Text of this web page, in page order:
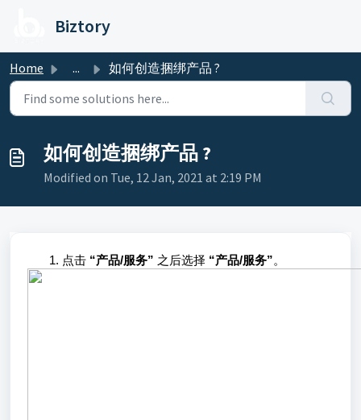
Biztory
Home ... 如何创造捆绑产品 ?
如何创造捆绑产品 ?
Modified on Tue, 12 Jan, 2021 at 2:19 PM
点击 “产品/服务” 之后选择 “产品/服务”。